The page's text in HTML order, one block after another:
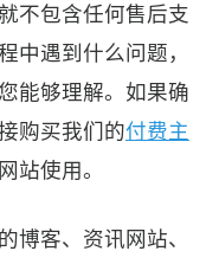
不包含任何售后支
中遇到什么问题，
能够理解。如果确
购买我们的付费主
站使用。
博客、资讯网站、